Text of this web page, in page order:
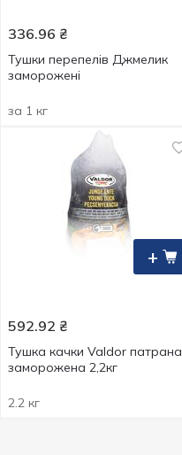
336.96 ₴
Тушки перепелів Джмелик
заморожені
за 1 кг
+
592.92 ₴
Тушка качки Valdor патрана
заморожена 2,2кг
2.2 кг